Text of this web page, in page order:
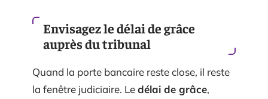
Envisagez le délai de grâce
auprès du tribunal
Quand la porte bancaire reste close, il reste
la fenêtre judiciaire. Ledélai de grâce,